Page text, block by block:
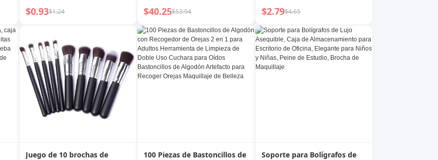
sola cara, para oficina,
pequeño, para estudiantes,
$0.93$1.24
Luces, Espejo de Tocador de
Alta Gama, Espejo de
Maquillaje de Lujo Ligero
para Dormitorio, Espejo de
Escritorio para el Hogar
$40.25$53.94
corbata de pelo, diadema,
celebridad de Internet de
Corea del Sur, máscara de
maquillaje, diadema de
primavera para mujer
$2.79$4.65
Juego de 10 brochas de
100 Piezas de Bastoncillos de
Soporte para Bolígrafos de